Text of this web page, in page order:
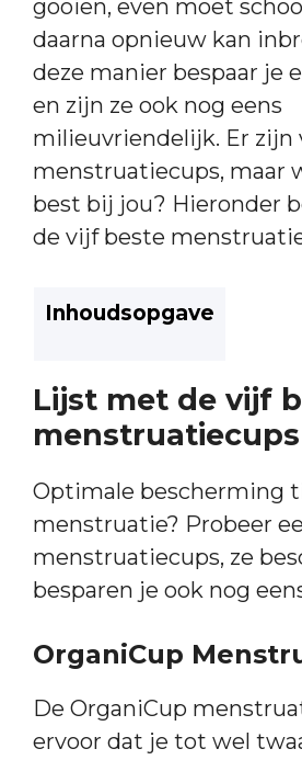
gooien, even moet
daarna opnieuw kan
deze manier bespaar je
en zijn ze ook nog eens
milieuvriendelijk. Er zijn
menstruatiecups, maar
best bij jou? Hieronder
de vijf beste
Inhoudsopgave
Lijst met de vijf
menstruatiecups
Optimale bescherming
menstruatie? Probeer
menstruatiecups, ze
besparen je ook nog
OrganiCup
De OrganiCup
ervoor dat je tot wel